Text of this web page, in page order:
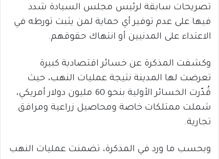
تصريحات سابقة لرئيس مجلس السيادة شدد
فيها على عدم توفير أي حماية لمن يثبت تورطه في
الاعتداء على المدنيين أو انتهاك حقوقهم.
وكشفت المذكرة عن خسائر اقتصادية كبيرة
تعرضت لها المدينة نتيجة عمليات النهب، حيث
قُدّرت الخسائر الأولية بنحو 60 مليون دولار أمريكي،
شملت ممتلكات خاصة ومحاصيل زراعية ومرافق
تجارية.
وبحسب ما ورد في المذكرة، تضمنت عمليات النهب